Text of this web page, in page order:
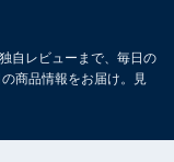
自レビューまで、毎日の
商品情報をお届け。見